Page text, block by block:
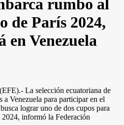
rumbo al
de París 2024,
en Venezuela
La selección ecuatoriana de
Venezuela para participar en el
lograr uno de dos cupos para
informó la Federación